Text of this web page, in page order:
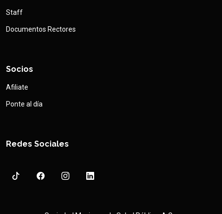
Staff
Documentos Rectores
Socios
Afiliate
Ponte al día
Redes Sociales